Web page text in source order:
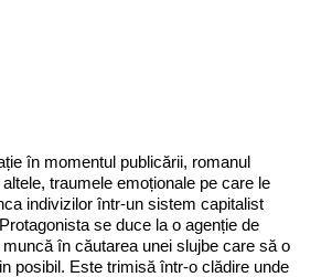
în momentul publicării, romanul
traumele emoționale pe care le
indivizilor într-un sistem capitalist
se duce la o agenție de
în căutarea unei slujbe care să o
posibil. Este trimisă într-o clădire unde